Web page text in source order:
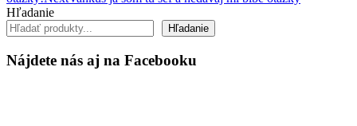
navigation
Hľadanie
Hľadanie
Nájdete nás aj na Facebooku